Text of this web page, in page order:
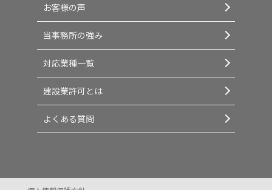
お客様の声
当事務所の強み
対応業種一覧
建設業許可とは
よくある質問